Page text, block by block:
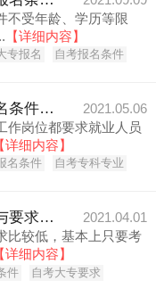
不受年龄、学历等限
【详细内容】
专报名 自考报名条件
广东自考专科报名条件是什么？有哪些专业？
2021.05.06
作岗位都要求就业人员
【详细内容】
名条件 自考专科专业
自考大专的条件与要求是什么？
2021.04.01
比较低，基本上只要考
【详细内容】
件 自考大专要求